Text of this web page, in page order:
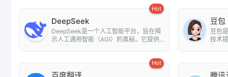
Hot
DeepSeek
DeepSeek是一个人工智能平台，旨在揭
示人工通用智能（AGI）的奥秘。它提供
豆包
豆包
技术
Hot